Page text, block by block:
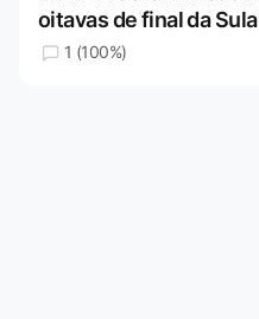
oitavas de final da
1 (100%)